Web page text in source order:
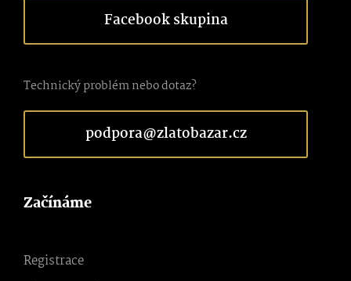
Facebook skupina
Technický problém nebo dotaz?
podpora@zlatobazar.cz
Začínáme
Registrace